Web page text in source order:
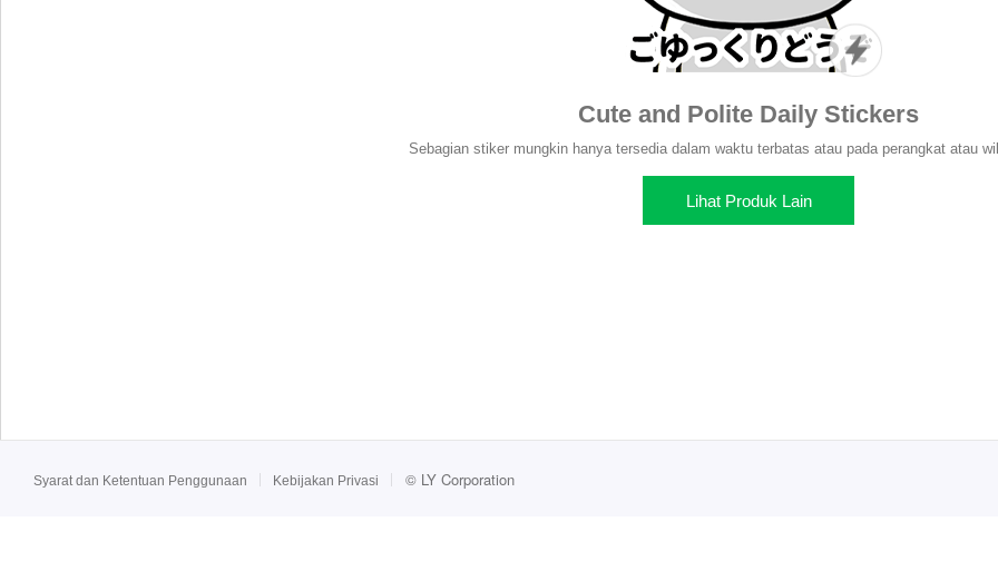
Cute and Polite Daily Stickers
Sebagian stiker mungkin hanya tersedia dalam waktu terbatas atau pada perangkat atau
Lihat Produk Lain
Syarat dan Ketentuan Penggunaan Kebijakan Privasi © LY Corporation